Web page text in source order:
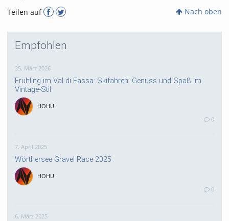
Teilen auf
Nach oben
Empfohlen
25. März 2026
Frühling im Val di Fassa: Skifahren, Genuss und Spaß im
Vintage-Stil
HOHU
0
7. April 2025
Wörthersee Gravel Race 2025
HOHU
0
6. März 2025